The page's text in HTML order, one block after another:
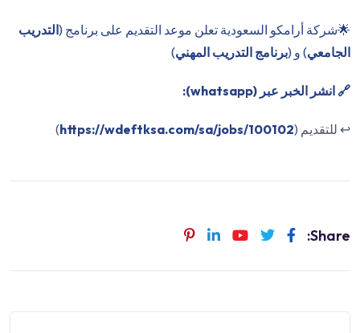
🌟شركة أرامكو السعودية تعلن موعد التقديم على برنامج (التدريب
الجامعي) و (برنامج التدريب المهني)
🔗 انشر الخبر عبر (whatsapp):
↩️ للتقديم (https://wdeftksa.com/sa/jobs/100102
)
Share: